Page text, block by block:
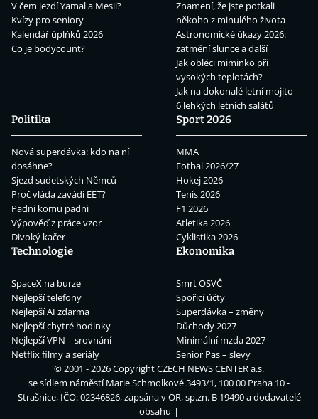
V čem jezdí Yamal a Mesii?
Kvízy pro seniory
Kalendář úplňků 2026
Co je bodycount?
Znamení, že jste potkali
někoho z minulého života
Astronomické úkazy 2026:
zatmění slunce a další
Jak obléci miminko při
vysokých teplotách?
Jak na dokonalé letní mojito
6 lehkých letních salátů
Politika
Nová superdávka: kdo na ní
dosáhne?
Sjezd sudetských Němců
Proč vláda zavádí EET?
Padni komu padni
Výpověď z práce vzor
Divoký kačer
Sport 2026
MMA
Fotbal 2026/27
Hokej 2026
Tenis 2026
F1 2026
Atletika 2026
Cyklistika 2026
Technologie
SpaceX na burze
Nejlepší telefony
Nejlepší AI zdarma
Nejlepší chytré hodinky
Nejlepší VPN – srovnání
Netflix filmy a seriály
Ekonomika
Smrt OSVČ
Spořicí účty
Superdávka – změny
Důchody 2027
Minimální mzda 2027
Senior Pas – slevy
© 2001 - 2026 CopyrightCZECH NEWS CENTER a.s.
se sídlem náměstí Marie Schmolkové 3493/1, 100 00 Praha 10 -
Strašnice, IČO: 02346826, zapsána v OR, sp.zn. B 19490 a dodavatelé
obsahu